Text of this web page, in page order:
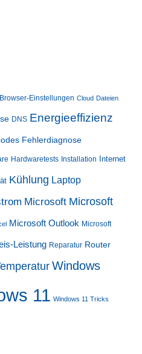
Browser-Einstellungen Cloud Dateien
DNS Energieeffizienz
Fehlerdiagnose
Hardwaretests Installation Internet
Kühlung Laptop
Microsoft Microsoft
Microsoft Outlook Microsoft
Leistung Reparatur Router
Windows
11 Windows 11 Tricks